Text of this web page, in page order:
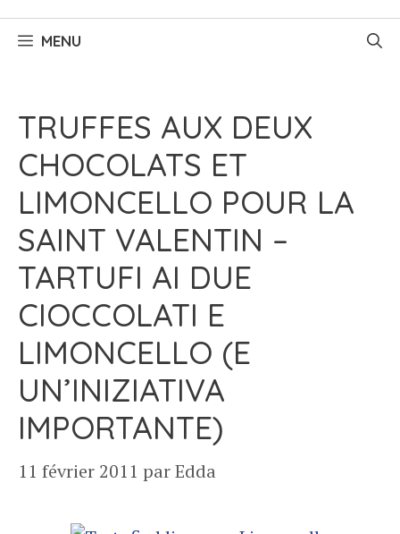
MENU
TRUFFES AUX DEUX
CHOCOLATS ET
LIMONCELLO POUR LA
SAINT VALENTIN –
TARTUFI AI DUE
CIOCCOLATI E
LIMONCELLO (E
UN’INIZIATIVA
IMPORTANTE)
11 février 2011 parEdda